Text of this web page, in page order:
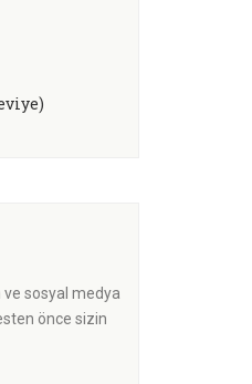
ve sosyal medya
önce sizin